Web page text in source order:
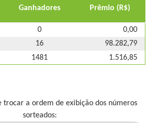
Ganhadores Prêmio (R$)
0
0,00
16
98.282,79
1481 1.516,85
trocar a ordem de exibição dos números
sorteados: